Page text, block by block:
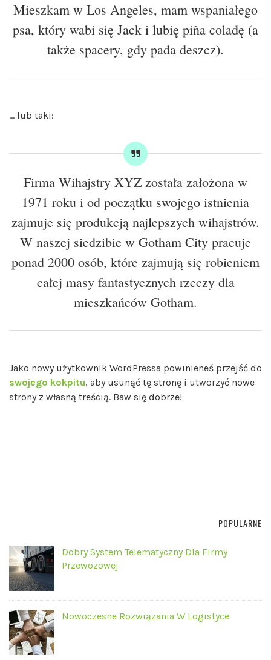
Mieszkam w Los Angeles, mam wspaniałego
psa, który wabi się Jack i lubię piña coladę (a
także spacery, gdy pada deszcz).
… lub taki:
Firma Wihajstry XYZ została założona w
1971 roku i od początku swojego istnienia
zajmuje się produkcją najlepszych wihajstrów.
W naszej siedzibie w Gotham City pracuje
ponad 2000 osób, które zajmują się robieniem
całej masy fantastycznych rzeczy dla
mieszkańców Gotham.
Jako nowy użytkownik WordPressa powinieneś przejść do
swojego kokpitu, aby usunąć tę stronę i utworzyć nowe
strony z własną treścią. Baw się dobrze!
POPULARNE
Dobry System Telematyczny Dla Firmy
Przewozowej
Nowoczesne Rozwiązania W Logistyce